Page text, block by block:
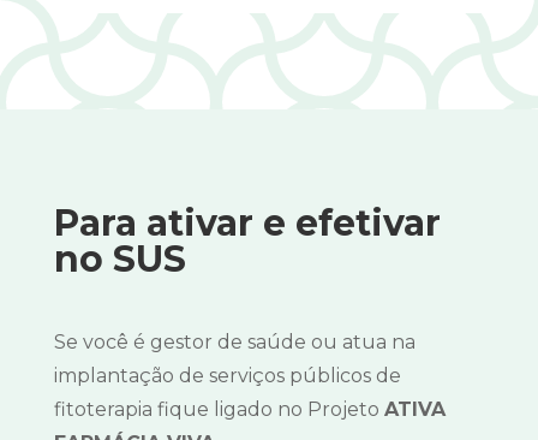
Para ativar e efetivar
no SUS
Se você é gestor de saúde ou atua na
implantação de serviços públicos de
fitoterapia fique ligado no Projeto ATIVA